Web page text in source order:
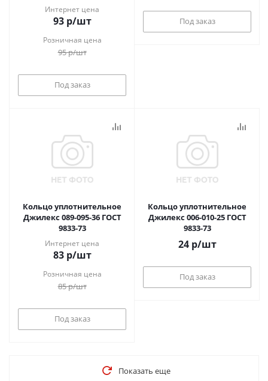
Интернет цена
93р/шт
Розничная цена
95р/шт
Под заказ
Под заказ
Кольцо уплотнительное
Джилекс 089-095-36 ГОСТ
9833-73
Интернет цена
83р/шт
Розничная цена
85р/шт
Под заказ
Кольцо уплотнительное
Джилекс 006-010-25 ГОСТ
9833-73
24р/шт
Под заказ
Показать еще